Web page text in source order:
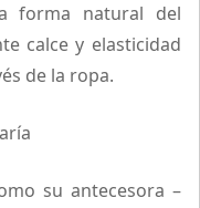
forma natural del
calce y elasticidad
de la ropa.
su antecesora –